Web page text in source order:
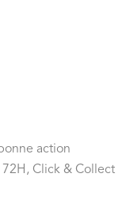
action
Click & Collect